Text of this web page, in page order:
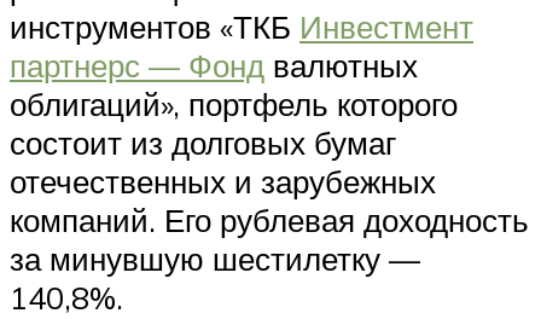
инструментов «ТКБ Инвестмент
партнерс — Фонд валютных
облигаций», портфель которого
состоит из долговых бумаг
отечественных и зарубежных
компаний. Его рублевая доходность
за минувшую шестилетку —
140,8%.